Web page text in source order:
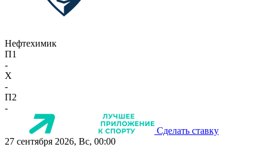
Нефтехимик
П1
-
X
-
П2
-
Сделать ставку
27 сентября 2026, Вс, 00:00